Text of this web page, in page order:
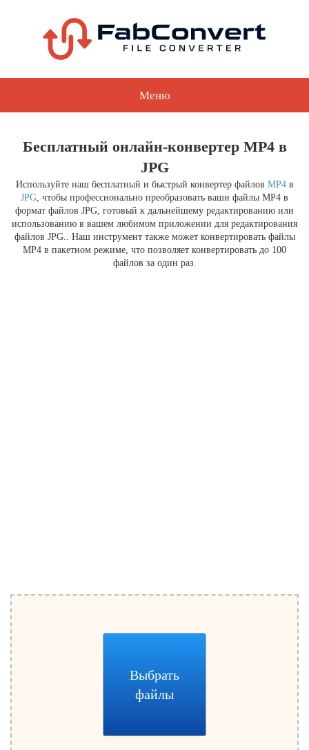
Меню
Бесплатный онлайн-конвертер MP4 в
JPG
Используйте наш бесплатный и быстрый конвертер файлов MP4в
JPG, чтобы профессионально преобразовать ваши файлы MP4 в
формат файлов JPG, готовый к дальнейшему редактированию или
использованию в вашем любимом приложении для редактирования
файлов JPG.. Наш инструмент также может конвертировать файлы
MP4 в пакетном режиме, что позволяет конвертировать до 100
файлов за один раз.
Выбрать
файлы